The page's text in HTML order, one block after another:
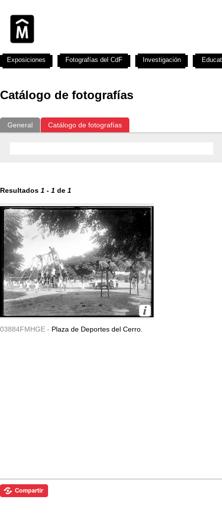
Catálogo de fotografías
General Catálogo de fotografías
Resultados 1 - 1 de 1
03884FMHGE - Plaza de Deportes del Cerro.
Exposiciones Fotografías del CdF Investigación